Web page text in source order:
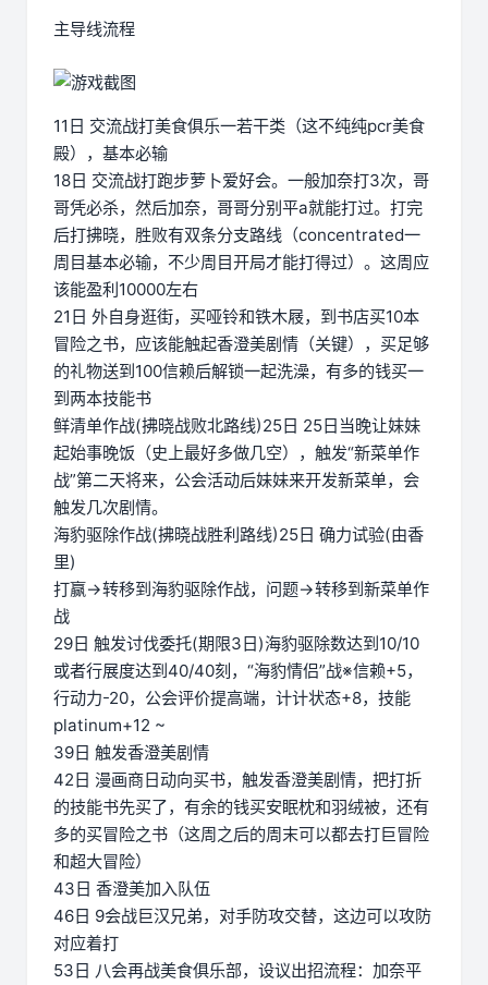
主导线流程
11日 交流战打美食俱乐一若干类（这不纯纯pcr美食
殿），基本必输
18日 交流战打跑步萝卜爱好会。一般加奈打3次，哥
哥凭必杀，然后加奈，哥哥分别平a就能打过。打完
后打拂晓，胜败有双条分支路线（concentrated一
周目基本必输，不少周目开局才能打得过）。这周应
该能盈利10000左右
21日 外自身逛街，买哑铃和铁木屐，到书店买10本
冒险之书，应该能触起香澄美剧情（关键），买足够
的礼物送到100信赖后解锁一起洗澡，有多的钱买一
到两本技能书
鲜清单作战(拂晓战败北路线)25日 25日当晚让妹妹
起始事晚饭（史上最好多做几空），触发“新菜单作
战”第二天将来，公会活动后妹妹来开发新菜单，会
触发几次剧情。
海豹驱除作战(拂晓战胜利路线)25日 确力试验(由香
里)
打赢→转移到海豹驱除作战，问题→转移到新菜单作
战
29日 触发讨伐委托(期限3日)海豹驱除数达到10/10
或者行展度达到40/40刻，“海豹情侣”战※信赖+5，
行动力-20，公会评价提高端，计计状态+8，技能
platinum+12 ~
39日 触发香澄美剧情
42日 漫画商日动向买书，触发香澄美剧情，把打折
的技能书先买了，有余的钱买安眠枕和羽绒被，还有
多的买冒险之书（这周之后的周末可以都去打巨冒险
和超大冒险）
43日 香澄美加入队伍
46日 9会战巨汉兄弟，对手防攻交替，这边可以攻防
对应着打
53日 八会再战美食俱乐部，设议出招流程：加奈平